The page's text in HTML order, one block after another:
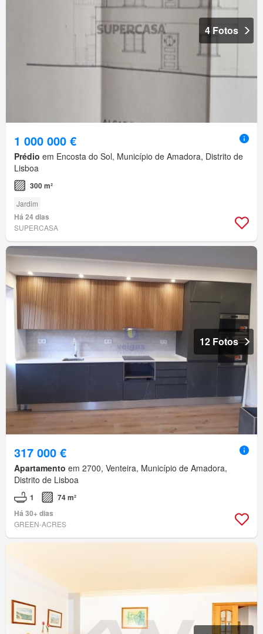
4 Fotos
1 000 000 €
Prédio em Encosta do Sol, Município de Amadora, Distrito de
Lisboa
300 m²
Jardim
Há 24 dias
SUPERCASA
12 Fotos
317 000 €
Apartamento em 2700, Venteira, Município de Amadora,
Distrito de Lisboa
1
74 m²
Há 30+ dias
GREEN-ACRES